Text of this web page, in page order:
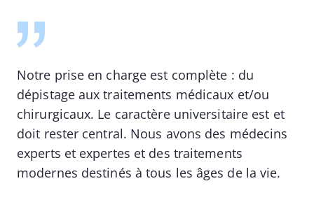
Notre prise en charge est complète : du
dépistage aux traitements médicaux et/ou
chirurgicaux. Le caractère universitaire est et
doit rester central. Nous avons des médecins
experts et expertes et des traitements
modernes destinés à tous les âges de la vie.